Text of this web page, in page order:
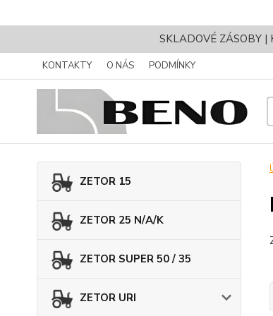
SKLADOVÉ ZÁSOBY |
KONTAKTY O NÁS PODMÍNKY
ZETOR 15
ZETOR 25 N/A/K
ZETOR SUPER 50 / 35
ZETOR URI